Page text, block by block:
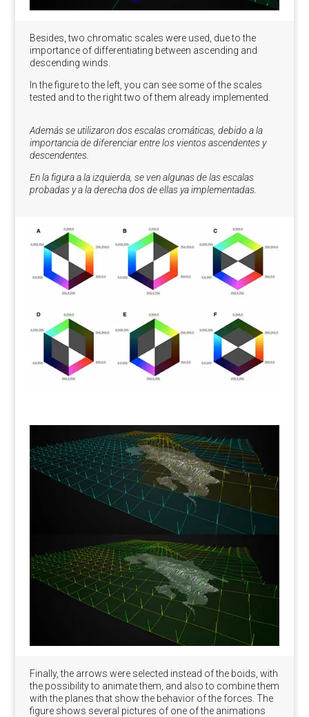
Besides, two chromatic scales were used, due to the
importance of differentiating between ascending and
descending winds.
In the figure to the left, you can see some of the scales
tested and to the right two of them already implemented.
Además se utilizaron dos escalas cromáticas, debido a la
importancia de diferenciar entre los vientos ascendentes y
descendentes.
En la figura a la izquierda, se ven algunas de las escalas
probadas y a la derecha dos de ellas ya implementadas.
Finally, the arrows were selected instead of the boids, with
the possibility to animate them, and also to combine them
with the planes that show the behavior of the forces. The
figure shows several pictures of one of the animations